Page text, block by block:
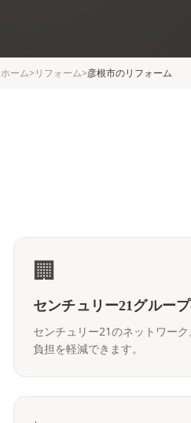
ホーム> リフォーム>彦根市のリフォーム
🏢
センチュリー21グルー
センチュリー21のネットワー
負担を軽減できます。